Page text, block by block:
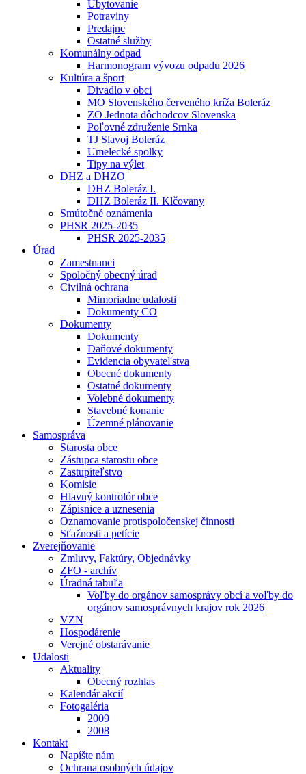
Ubytovanie
Potraviny
Predajne
Ostatné služby
Komunálny odpad
Harmonogram vývozu odpadu 2026
Kultúra a šport
Divadlo v obci
MO Slovenského červeného kríža Boleráz
ZO Jednota dôchodcov Slovenska
Poľovné združenie Srnka
TJ Slavoj Boleráz
Umelecké spolky
Tipy na výlet
DHZ a DHZO
DHZ Boleráz I.
DHZ Boleráz II. Klčovany
Smútočné oznámenia
PHSR 2025-2035
PHSR 2025-2035
Úrad
Zamestnanci
Spoločný obecný úrad
Civilná ochrana
Mimoriadne udalosti
Dokumenty CO
Dokumenty
Dokumenty
Daňové dokumenty
Evidencia obyvateľstva
Obecné dokumenty
Ostatné dokumenty
Volebné dokumenty
Stavebné konanie
Územné plánovanie
Samospráva
Starosta obce
Zástupca starostu obce
Zastupiteľstvo
Komisie
Hlavný kontrolór obce
Zápisnice a uznesenia
Oznamovanie protispoločenskej činnosti
Sťažnosti a petície
Zverejňovanie
Zmluvy, Faktúry, Objednávky
ZFO - archív
Úradná tabuľa
Voľby do orgánov samosprávy obcí a voľby do
orgánov samosprávnych krajov rok 2026
VZN
Hospodárenie
Verejné obstarávanie
Udalosti
Aktuality
Obecný rozhlas
Kalendár akcií
Fotogaléria
2009
2008
Kontakt
Napíšte nám
Ochrana osobných údajov